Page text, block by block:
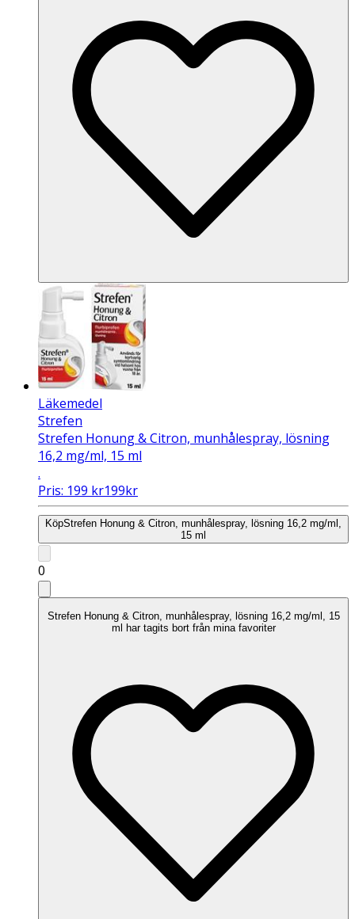
Läkemedel
Strefen
Strefen Honung & Citron, munhålespray, lösning
16,2 mg/ml, 15 ml
.
Pris: 199 kr199kr
KöpStrefen Honung & Citron, munhålespray, lösning 16,2 mg/ml,
15 ml
0
Strefen Honung & Citron, munhålespray, lösning 16,2 mg/ml, 15
ml har tagits bort från mina favoriter